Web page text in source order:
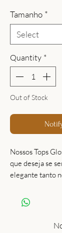
Tamanho *
Quantity *
Out of Stock
Nossos Tops
que deseja se
elegante tanto